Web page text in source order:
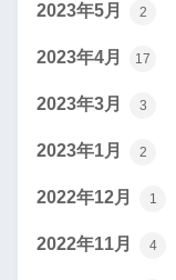
2023年5月 2
2023年4月 17
2023年3月 3
2023年1月 2
2022年12月 1
2022年11月 4